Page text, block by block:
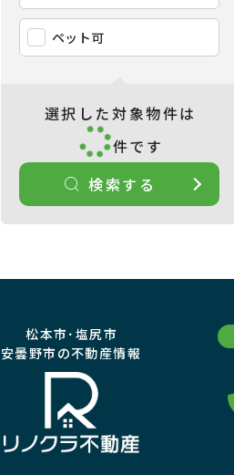
ペット可
選択した対象物件は
件です
検索する
松本市･塩尻市
安曇野市の不動産情報